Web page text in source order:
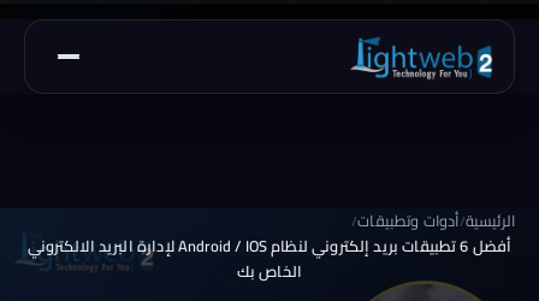
الرئيسية/أدوات وتطبيقات/
أفضل 6 تطبيقات بريد إلكتروني لنظام Android / IOS لإدارة البريد الالكتروني
الخاص بك